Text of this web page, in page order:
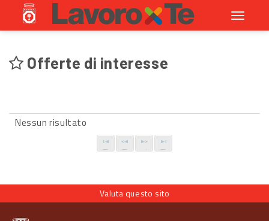
Toggle
Offerte di interesse
Nessun risultato
Valuta questo sito